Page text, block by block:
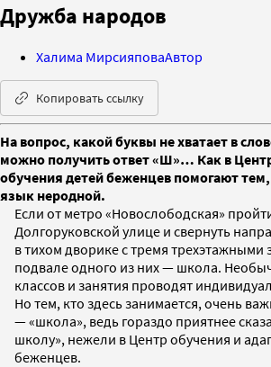
Дружба народов
Халима МирсияповаАвтор
Копировать ссылку
На вопрос, какой буквы не хватает в
можно получить ответ «Ш»… Как в
обучения детей беженцев помогают тем,
язык неродной.
Если от метро «Новослободская»
Долгоруковской улице и свернуть
в тихом дворике с тремя трехэтажными
подвале одного из них — школа.
классов и занятия проводят
Но тем, кто здесь занимается, очень
— «школа», ведь гораздо приятнее
школу», нежели в Центр обучения и
беженцев.